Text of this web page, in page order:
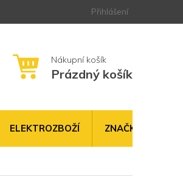
Přihlášení
NÁKUPNÍPrázdný košík
ELEKTROZBOŽÍ ZNAČKY